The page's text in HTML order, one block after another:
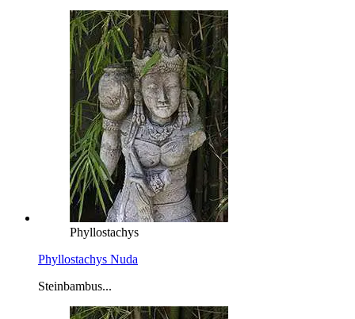
Phyllostachys
Phyllostachys Nuda
Steinbambus...